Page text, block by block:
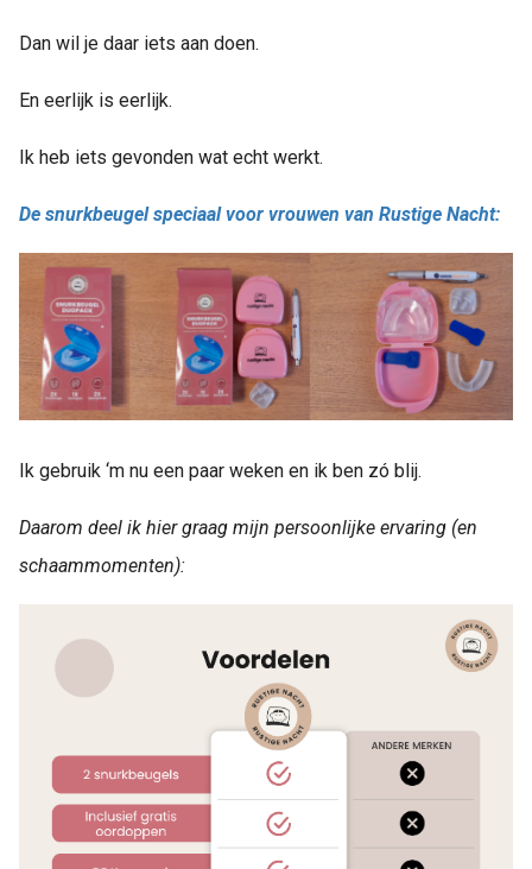
Dan wil je daar iets aan doen.
En eerlijk is eerlijk.
Ik heb iets gevonden wat echt werkt.
De snurkbeugel speciaal voor vrouwen van Rustige Nacht:
Ik gebruik ‘m nu een paar weken en ik ben zó blij.
Daarom deel ik hier graag mijn persoonlijke ervaring (en
schaammomenten):